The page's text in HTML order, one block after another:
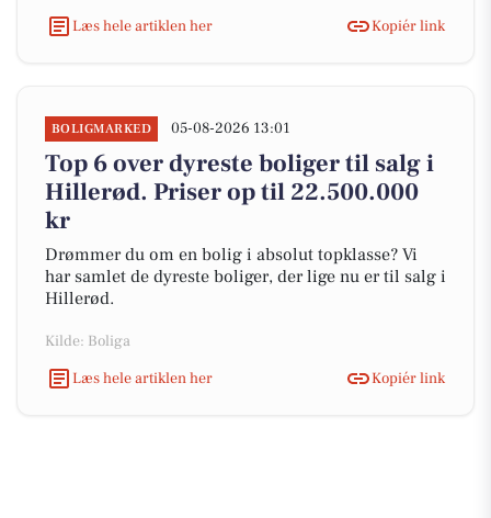
Læs hele artiklen her
Kopiér link
BOLIGMARKED 05-08-2026 13:01
Top 6 over dyreste boliger til salg i
Hillerød. Priser op til 22.500.000
kr
Drømmer du om en bolig i absolut topklasse? Vi
har samlet de dyreste boliger, der lige nu er til salg i
Hillerød.
Kilde: Boliga
Læs hele artiklen her
Kopiér link